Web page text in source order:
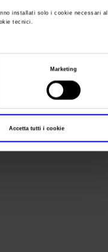
installati solo i cookie necessari al
tecnici.
Marketing
Accetta tutti i cookie